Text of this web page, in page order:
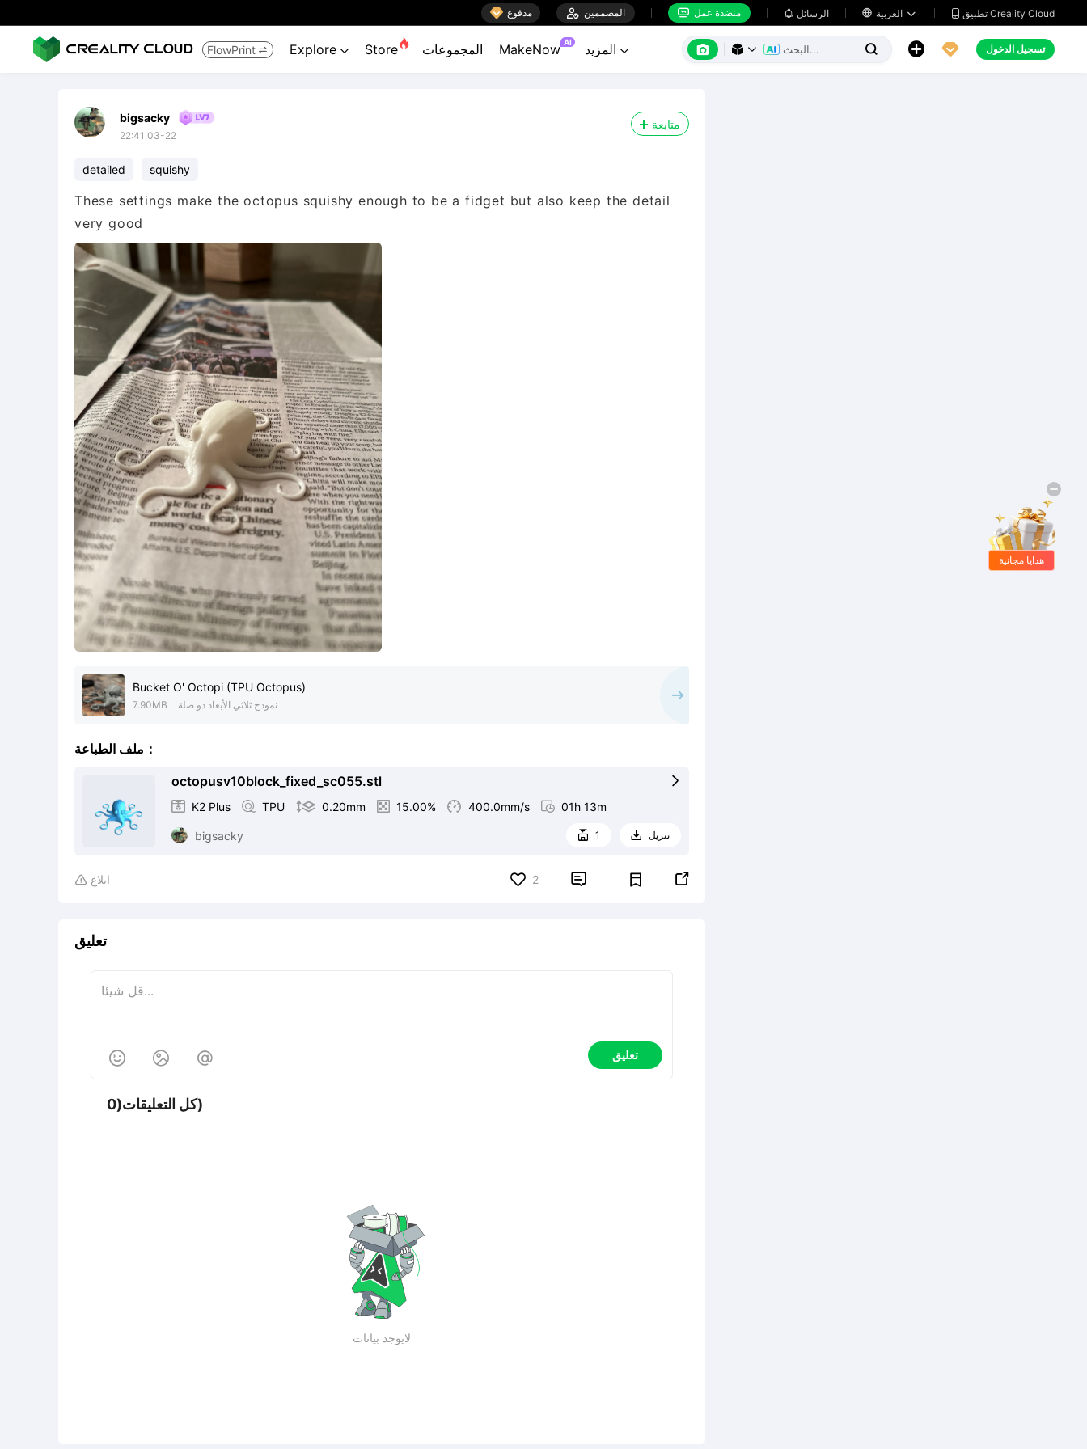
 مدفوع  المصممين  منضدة عمل  الرسائل    تطبيق Creality Cloud
FlowPrint  Explore  Store المجموعات MakeNow AI
       تسجيل الدخول
bigsacky
22:41 03-22
متابعة
detailed squishy
These settings make the octopus squishy enough to be a fidget but also keep the detail
very good
Bucket O' Octopi (TPU Octopus)
7.90MB نموذج ثلاثي الأبعاد ذو صلة
ملف الطباعة：
octopusv10block_fixed_sc055.stl

 K2 Plus  TPU  0.20mm  15.00%  400.0mm/s  01h 13m
bigsacky  1  تنزيل
 ابلاغ 2  
تعليق
   تعليق
كل التعليقات(0)
لايوجد بيانات
هدايا مجانية